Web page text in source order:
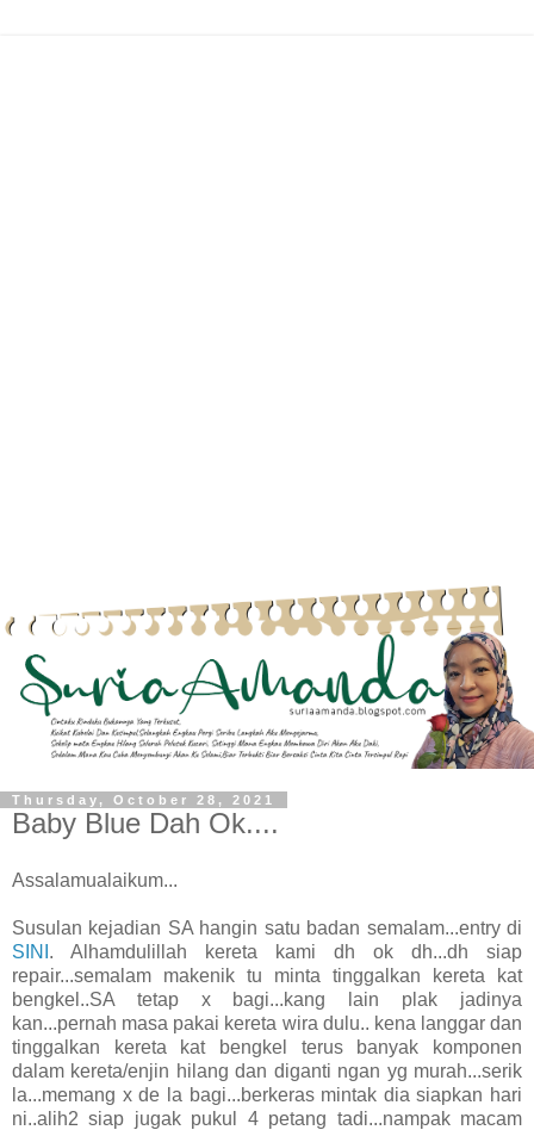
Thursday, October 28, 2021
Baby Blue Dah Ok....
Assalamualaikum...
Susulan kejadian SA hangin satu badan semalam...entry di
SINI . Alhamdulillah kereta kami dh ok dh...dh siap
repair...semalam makenik tu minta tinggalkan kereta kat
bengkel..SA tetap x bagi...kang lain plak jadinya
kan...pernah masa pakai kereta wira dulu.. kena langgar dan
tinggalkan kereta kat bengkel terus banyak komponen
dalam kereta/enjin hilang dan diganti ngan yg murah...serik
la...memang x de la bagi...berkeras mintak dia siapkan hari
ni..alih2 siap jugak pukul 4 petang tadi...nampak macam